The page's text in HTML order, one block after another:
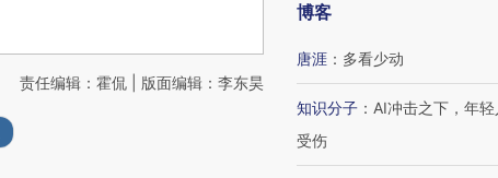
责任编辑：霍侃 | 版面编辑：李东昊
博客
唐涯 ： 多看少动
知识分子 ： AI冲击之下，年
受伤